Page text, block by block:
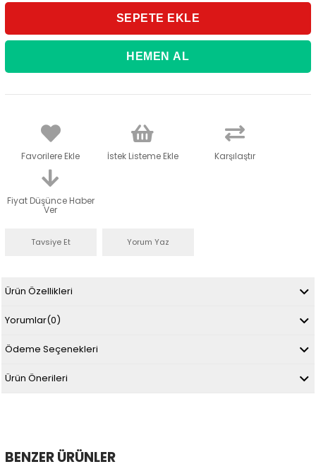
Favorilere Ekle İstek Listeme Ekle Karşılaştır
Fiyat Düşünce Haber
Ver
Tavsiye Et Yorum Yaz
Ürün Özellikleri
Yorumlar(0)
Ödeme Seçenekleri
Ürün Önerileri
BENZER ÜRÜNLER